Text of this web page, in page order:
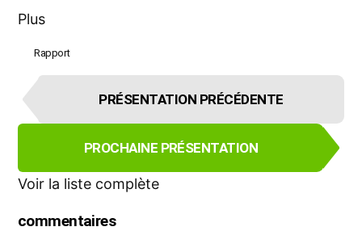
Plus
Rapport
n
t
e
PRÉSENTATION PRÉCÉDENTE
PROCHAINE PRÉSENTATION
Voir la liste complète
commentaires